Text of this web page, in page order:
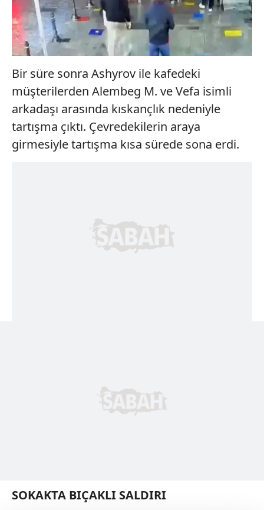
Bir süre sonra Ashyrov ile kafedeki
müşterilerden Alembeg M. ve Vefa isimli
arkadaşı arasında kıskançlık nedeniyle
tartışma çıktı. Çevredekilerin araya
girmesiyle tartışma kısa sürede sona erdi.
SOKAKTA BIÇAKLI SALDIRI